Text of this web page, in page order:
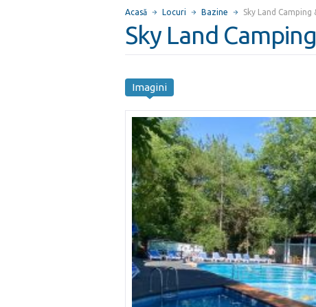
Acasă Locuri Bazine Sky Land Camping
Sky Land
Imagini